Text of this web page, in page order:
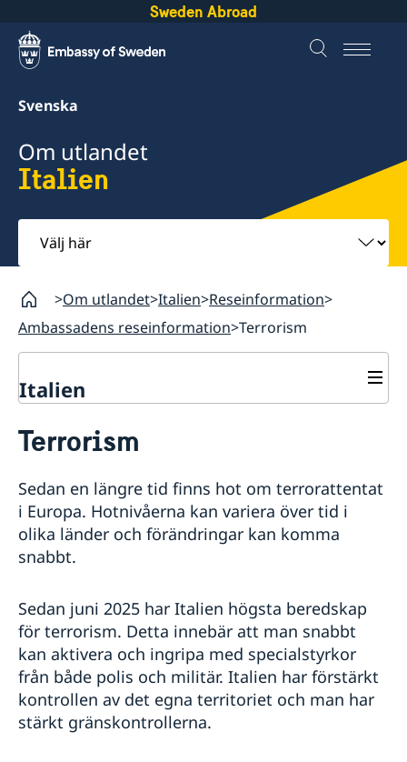
Sweden Abroad
Svenska
Om utlandet
Italien
Välj
här
Om utlandet Italien Reseinformation
Ambassadens reseinformation Terrorism
Italien
Hjälp och service till svenskar i Italien
Nödsituation utomlands
Förlust av pass/ID
Allvarligt sjuk eller skadad
Ekonomisk hjälp
Brottsoffer
Frihetsberövad i Italien
Råd i en krissituation
Passansökan i Rom
Allmän information om pass
Ansökan om pass för minderårig (första passet)
Ansökan om provisoriskt pass
Ansöka om pass i Sverige
Samordningsnummer
Om svenskt medborgarskap
Svensk medborgare folkbokförd i Sverige
Svensk medborgare folkbokförd i Italien
Svensk medborgare folkbokförd i ett tredje land
Välsignelse av svenska församlingens präst
Information inför flytt till Italien
Arv i internationella situationer
Översättningar och legaliseringar
Ambassadens reseinformation
Aktuella händelser
Allmänna säkerhetsläget
In- och utresebestämmelser
Hälso- och sjukvård
Lokala lagar och sedvänjor
Kriminalitet och personlig säkerhet
Trafiksäkerhet
Resa i landet
Inför resan
Terrorism
Sedan en längre tid finns hot om terrorattentat
i Europa. Hotnivåerna kan variera över tid i
olika länder och förändringar kan komma
snabbt.
Sedan juni 2025 har Italien högsta beredskap
för terrorism. Detta innebär att man snabbt
kan aktivera och ingripa med specialstyrkor
från både polis och militär. Italien har förstärkt
kontrollen av det egna territoriet och man har
stärkt gränskontrollerna.